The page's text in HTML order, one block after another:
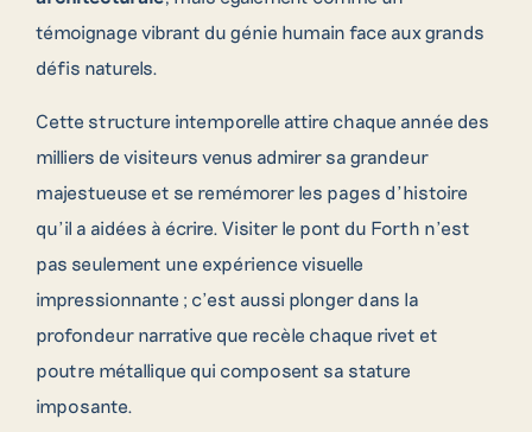
témoignage vibrant du génie humain face aux grands
défis naturels.
Cette structure intemporelle attire chaque année des
milliers de visiteurs venus admirer sa grandeur
majestueuse et se remémorer les pages d’histoire
qu’il a aidées à écrire. Visiter le pont du Forth n’est
pas seulement une expérience visuelle
impressionnante ; c’est aussi plonger dans la
profondeur narrative que recèle chaque rivet et
poutre métallique qui composent sa stature
imposante.